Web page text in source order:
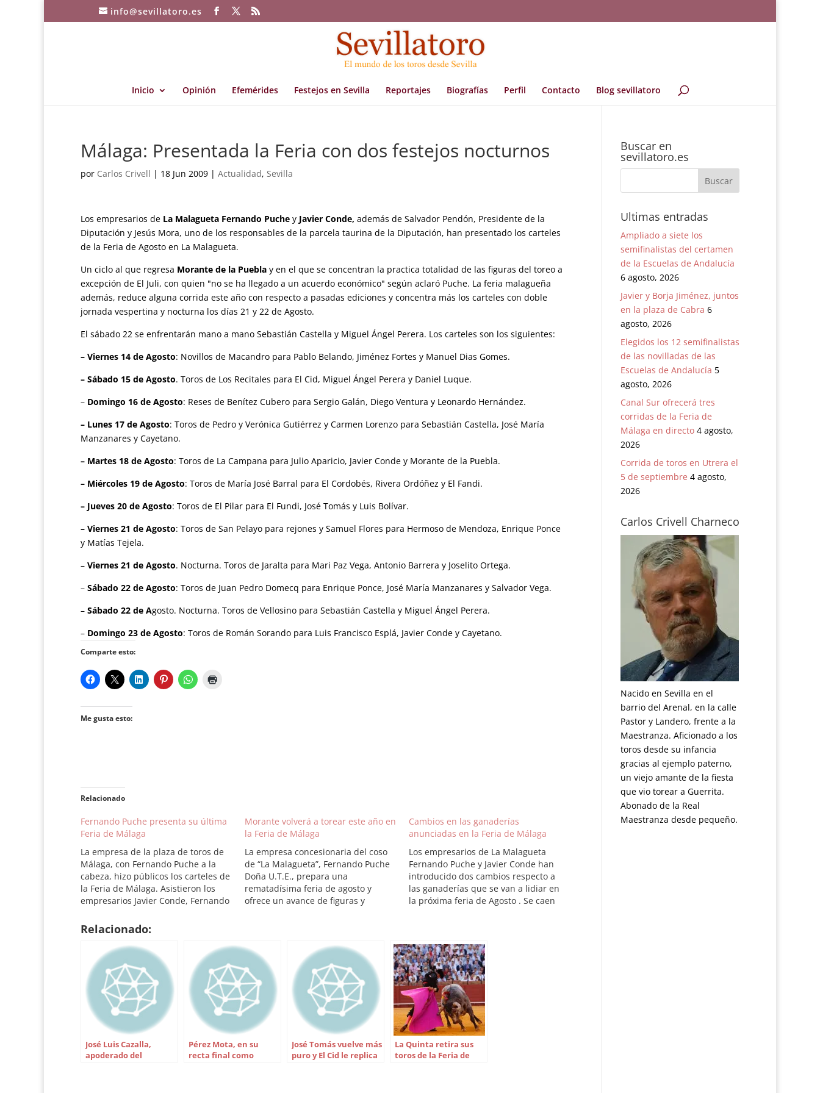
info@sevillatoro.es
Inicio Opinión Efemérides Festejos en Sevilla Reportajes Biografías Perfil Contacto Blog sevillatoro
Málaga: Presentada la Feria con dos festejos nocturnos
por Carlos Crivell | 18 Jun 2009 | Actualidad, Sevilla
Los empresarios de La Malagueta Fernando Puche y Javier Conde, además de Salvador Pendón, Presidente de la
Diputación y Jesús Mora, uno de los responsables de la parcela taurina de la Diputación, han presentado los carteles
de la Feria de Agosto en La Malagueta.
Un ciclo al que regresa Morante de la Puebla y en el que se concentran la practica totalidad de las figuras del toreo a
excepción de El Juli, con quien "no se ha llegado a un acuerdo económico" según aclaró Puche. La feria malagueña
además, reduce alguna corrida este año con respecto a pasadas ediciones y concentra más los carteles con doble
jornada vespertina y nocturna los días 21 y 22 de Agosto.
El sábado 22 se enfrentarán mano a mano Sebastián Castella y Miguel Ángel Perera. Los carteles son los siguientes:
– Viernes 14 de Agosto: Novillos de Macandro para Pablo Belando, Jiménez Fortes y Manuel Dias Gomes.
– Sábado 15 de Agosto. Toros de Los Recitales para El Cid, Miguel Ángel Perera y Daniel Luque.
– Domingo 16 de Agosto: Reses de Benítez Cubero para Sergio Galán, Diego Ventura y Leonardo Hernández.
– Lunes 17 de Agosto: Toros de Pedro y Verónica Gutiérrez y Carmen Lorenzo para Sebastián Castella, José María
Manzanares y Cayetano.
– Martes 18 de Agosto: Toros de La Campana para Julio Aparicio, Javier Conde y Morante de la Puebla.
– Miércoles 19 de Agosto: Toros de María José Barral para El Cordobés, Rivera Ordóñez y El Fandi.
– Jueves 20 de Agosto: Toros de El Pilar para El Fundi, José Tomás y Luis Bolívar.
– Viernes 21 de Agosto: Toros de San Pelayo para rejones y Samuel Flores para Hermoso de Mendoza, Enrique Ponce
y Matías Tejela.
– Viernes 21 de Agosto. Nocturna. Toros de Jaralta para Mari Paz Vega, Antonio Barrera y Joselito Ortega.
– Sábado 22 de Agosto: Toros de Juan Pedro Domecq para Enrique Ponce, José María Manzanares y Salvador Vega.
– Sábado 22 de Agosto. Nocturna. Toros de Vellosino para Sebastián Castella y Miguel Ángel Perera.
– Domingo 23 de Agosto: Toros de Román Sorando para Luis Francisco Esplá, Javier Conde y Cayetano.
Comparte esto:
Me gusta esto:
Relacionado
Fernando Puche presenta su última
Feria de Málaga
La empresa de la plaza de toros de
Málaga, con Fernando Puche a la
cabeza, hizo públicos los carteles de
la Feria de Málaga. Asistieron los
empresarios Javier Conde, Fernando
Diputación de Málaga Elías
Bendodo. Fernando Puche señaló
que no se presentará a…
Morante volverá a torear este año en
la Feria de Málaga
La empresa concesionaria del coso
de “La Malagueta”, Fernando Puche
Doña U.T.E., prepara una
rematadísima feria de agosto y
ofrece un avance de figuras y
Enrique Ponce, José Mª Manzanares,
el capote de paseo del…
Cambios en las ganaderías
anunciadas en la Feria de Málaga
Los empresarios de La Malagueta
Fernando Puche y Javier Conde han
introducido dos cambios respecto a
las ganaderías que se van a lidiar en
la próxima feria de Agosto . Se caen
encierro de…
Relacionado:
José Luis Cazalla,
apoderado del
Pérez Mota, en su
recta final como
José Tomás vuelve más
puro y El Cid le replica
La Quinta retira sus
toros de la Feria de
Buscar en
sevillatoro.es
Ultimas entradas
Ampliado a siete los
semifinalistas del certamen
de la Escuelas de Andalucía
6 agosto, 2026
Javier y Borja Jiménez, juntos
en la plaza de Cabra 6
agosto, 2026
Elegidos los 12 semifinalistas
de las novilladas de las
Escuelas de Andalucía 5
agosto, 2026
Canal Sur ofrecerá tres
corridas de la Feria de
Málaga en directo 4 agosto,
2026
Corrida de toros en Utrera el
5 de septiembre 4 agosto,
2026
Carlos Crivell Charneco
Nacido en Sevilla en el
barrio del Arenal, en la calle
Pastor y Landero, frente a la
Maestranza. Aficionado a los
toros desde su infancia
gracias al ejemplo paterno,
un viejo amante de la fiesta
que vio torear a Guerrita.
Abonado de la Real
Maestranza desde pequeño.